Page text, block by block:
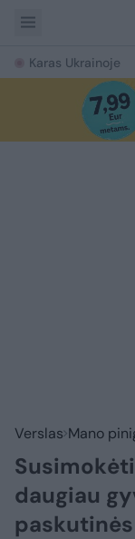
Karas Ukrainoje
Verslas Mano
daugiau